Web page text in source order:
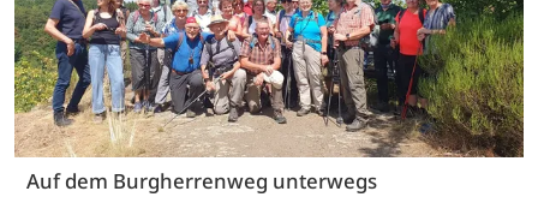
Auf dem Burgherrenweg unterwegs